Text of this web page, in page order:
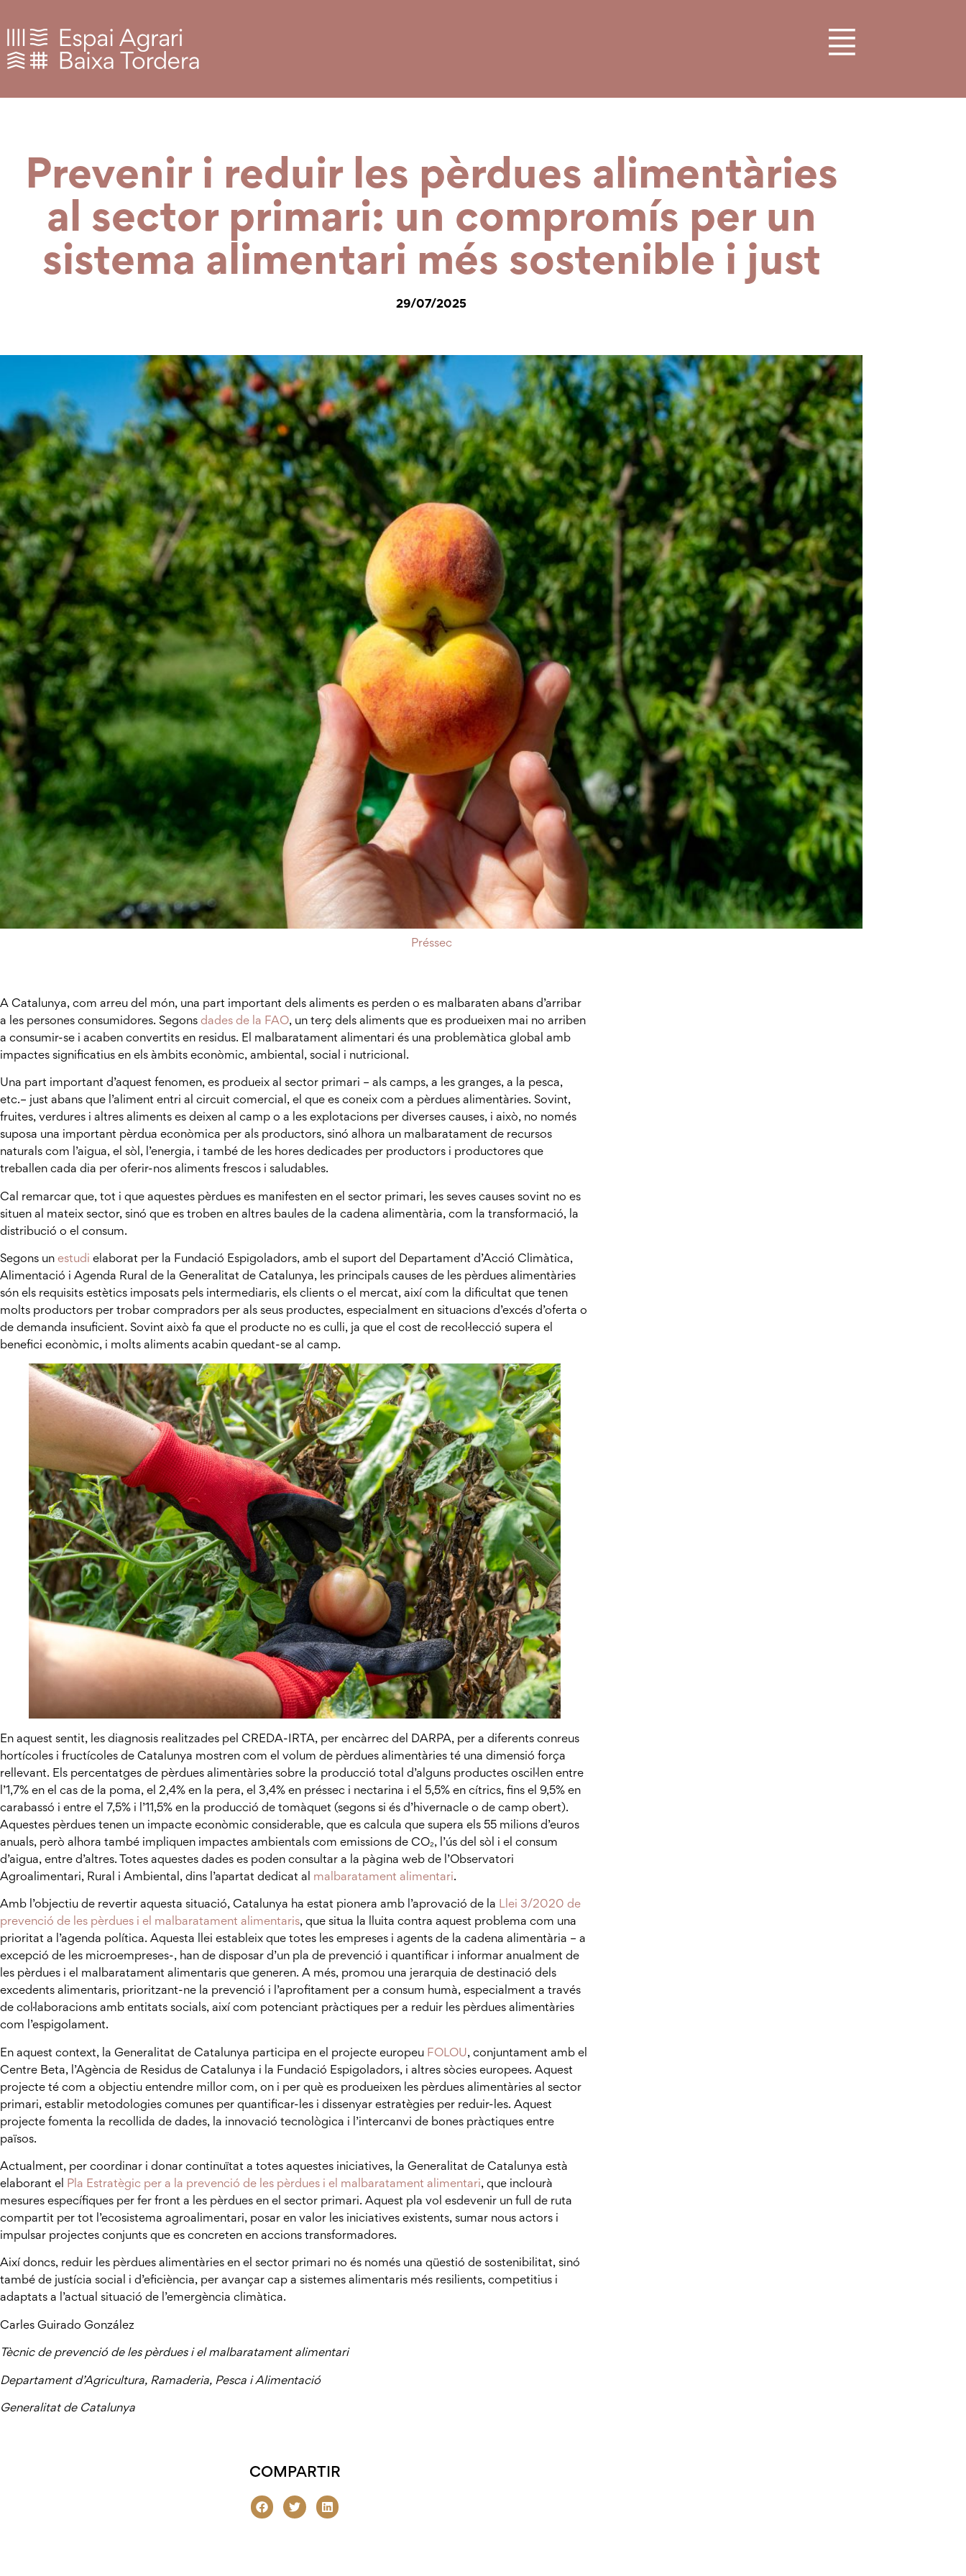
Prevenir i reduir les pèrdues alimentàries
al sector primari: un compromís per un
sistema alimentari més sostenible i just
29/07/2025
Préssec
A Catalunya, com arreu del món, una part important dels aliments es perden o es malbaraten abans d’arribar
a les persones consumidores. Segons dades de la FAO, un terç dels aliments que es produeixen mai no arriben
a consumir-se i acaben convertits en residus. El malbaratament alimentari és una problemàtica global amb
impactes significatius en els àmbits econòmic, ambiental, social i nutricional.
Una part important d’aquest fenomen, es produeix al sector primari – als camps, a les granges, a la pesca,
etc.– just abans que l’aliment entri al circuit comercial, el que es coneix com a pèrdues alimentàries. Sovint,
fruites, verdures i altres aliments es deixen al camp o a les explotacions per diverses causes, i això, no només
suposa una important pèrdua econòmica per als productors, sinó alhora un malbaratament de recursos
naturals com l’aigua, el sòl, l’energia, i també de les hores dedicades per productors i productores que
treballen cada dia per oferir-nos aliments frescos i saludables.
Cal remarcar que, tot i que aquestes pèrdues es manifesten en el sector primari, les seves causes sovint no es
situen al mateix sector, sinó que es troben en altres baules de la cadena alimentària, com la transformació, la
distribució o el consum.
Segons un estudi elaborat per la Fundació Espigoladors, amb el suport del Departament d’Acció Climàtica,
Alimentació i Agenda Rural de la Generalitat de Catalunya, les principals causes de les pèrdues alimentàries
són els requisits estètics imposats pels intermediaris, els clients o el mercat, així com la dificultat que tenen
molts productors per trobar compradors per als seus productes, especialment en situacions d’excés d’oferta o
de demanda insuficient. Sovint això fa que el producte no es culli, ja que el cost de recol·lecció supera el
benefici econòmic, i molts aliments acabin quedant-se al camp.
En aquest sentit, les diagnosis realitzades pel CREDA-IRTA, per encàrrec del DARPA, per a diferents conreus
hortícoles i fructícoles de Catalunya mostren com el volum de pèrdues alimentàries té una dimensió força
rellevant. Els percentatges de pèrdues alimentàries sobre la producció total d’alguns productes oscil·len entre
l’1,7% en el cas de la poma, el 2,4% en la pera, el 3,4% en préssec i nectarina i el 5,5% en cítrics, fins el 9,5% en
carabassó i entre el 7,5% i l’11,5% en la producció de tomàquet (segons si és d’hivernacle o de camp obert).
Aquestes pèrdues tenen un impacte econòmic considerable, que es calcula que supera els 55 milions d’euros
anuals, però alhora també impliquen impactes ambientals com emissions de CO₂, l’ús del sòl i el consum
d’aigua, entre d’altres. Totes aquestes dades es poden consultar a la pàgina web de l’Observatori
Agroalimentari, Rural i Ambiental, dins l’apartat dedicat al malbaratament alimentari.
Amb l’objectiu de revertir aquesta situació, Catalunya ha estat pionera amb l’aprovació de la Llei 3/2020 de
prevenció de les pèrdues i el malbaratament alimentaris, que situa la lluita contra aquest problema com una
prioritat a l’agenda política. Aquesta llei estableix que totes les empreses i agents de la cadena alimentària – a
excepció de les microempreses-, han de disposar d’un pla de prevenció i quantificar i informar anualment de
les pèrdues i el malbaratament alimentaris que generen. A més, promou una jerarquia de destinació dels
excedents alimentaris, prioritzant-ne la prevenció i l’aprofitament per a consum humà, especialment a través
de col·laboracions amb entitats socials, així com potenciant pràctiques per a reduir les pèrdues alimentàries
com l’espigolament.
En aquest context, la Generalitat de Catalunya participa en el projecte europeu FOLOU, conjuntament amb el
Centre Beta, l’Agència de Residus de Catalunya i la Fundació Espigoladors, i altres sòcies europees. Aquest
projecte té com a objectiu entendre millor com, on i per què es produeixen les pèrdues alimentàries al sector
primari, establir metodologies comunes per quantificar-les i dissenyar estratègies per reduir-les. Aquest
projecte fomenta la recollida de dades, la innovació tecnològica i l’intercanvi de bones pràctiques entre
països.
Actualment, per coordinar i donar continuïtat a totes aquestes iniciatives, la Generalitat de Catalunya està
elaborant el Pla Estratègic per a la prevenció de les pèrdues i el malbaratament alimentari, que inclourà
mesures específiques per fer front a les pèrdues en el sector primari. Aquest pla vol esdevenir un full de ruta
compartit per tot l’ecosistema agroalimentari, posar en valor les iniciatives existents, sumar nous actors i
impulsar projectes conjunts que es concreten en accions transformadores.
Així doncs, reduir les pèrdues alimentàries en el sector primari no és només una qüestió de sostenibilitat, sinó
també de justícia social i d’eficiència, per avançar cap a sistemes alimentaris més resilients, competitius i
adaptats a l’actual situació de l’emergència climàtica.
Carles Guirado González
Tècnic de prevenció de les pèrdues i el malbaratament alimentari
Departament d’Agricultura, Ramaderia, Pesca i Alimentació
Generalitat de Catalunya
COMPARTIR